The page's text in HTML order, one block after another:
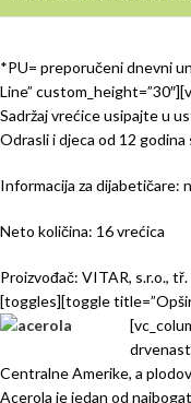
*PU= preporučeni dnevni
Line”
Sadržaj vrećice usipajte u
Odrasli i djeca od 12
Informacija za dijabetičare:
Neto količina: 16 vrećica
Proizvođač: VITAR, s.r.o.,
[toggles][toggle
Centralne Amerike, a
Acerola je jedan od